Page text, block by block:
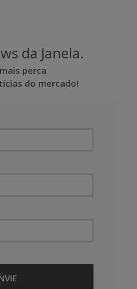
da Janela.
perca
do mercado!